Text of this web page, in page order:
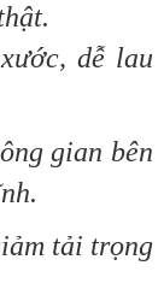
dễ lau
gian bên
tải trọng